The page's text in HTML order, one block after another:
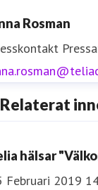
Rosman
Relaterat
hälsar
Februari 2019